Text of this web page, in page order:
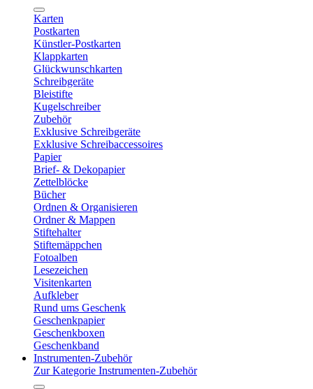
Karten
Postkarten
Künstler-Postkarten
Klappkarten
Glückwunschkarten
Schreibgeräte
Bleistifte
Kugelschreiber
Zubehör
Exklusive Schreibgeräte
Exklusive Schreibaccessoires
Papier
Brief- & Dekopapier
Zettelblöcke
Bücher
Ordnen & Organisieren
Ordner & Mappen
Stiftehalter
Stiftemäppchen
Fotoalben
Lesezeichen
Visitenkarten
Aufkleber
Rund ums Geschenk
Geschenkpapier
Geschenkboxen
Geschenkband
Instrumenten-Zubehör
Zur Kategorie Instrumenten-Zubehör